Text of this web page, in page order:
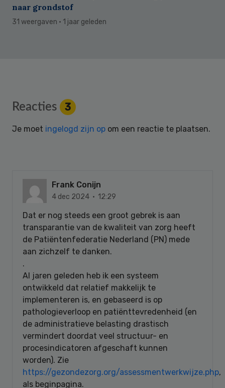
naar grondstof
31 weergaven · 1 jaar geleden
Reader
Interactions
Reacties 3
Je moet ingelogd zijn op om een reactie te plaatsen.
Frank Conijn
4 dec 2024 · 12:29
Dat er nog steeds een groot gebrek is aan
transparantie van de kwaliteit van zorg heeft
de Patiëntenfederatie Nederland (PN) mede
aan zichzelf te danken.
.
Al jaren geleden heb ik een systeem
ontwikkeld dat relatief makkelijk te
implementeren is, en gebaseerd is op
pathologieverloop en patiënttevredenheid (en
de administratieve belasting drastisch
vermindert doordat veel structuur- en
procesindicatoren afgeschaft kunnen
worden). Zie
https://gezondezorg.org/assessmentwerkwijze.php,
als beginpagina.